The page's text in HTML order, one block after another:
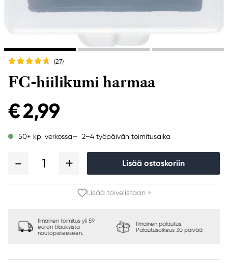
(27)
FC-hiilikumi harmaa
€ 2,99
50+ kpl verkossa 2–4 työpäivän toimitusaika
1 Lisää ostoskoriin
Lisää toivelistaan »
Ilmainen toimitus yli 59
euron tilauksista
noutopisteeseen.
Ilmainen palautus.
Palautusoikeus 30 päivää